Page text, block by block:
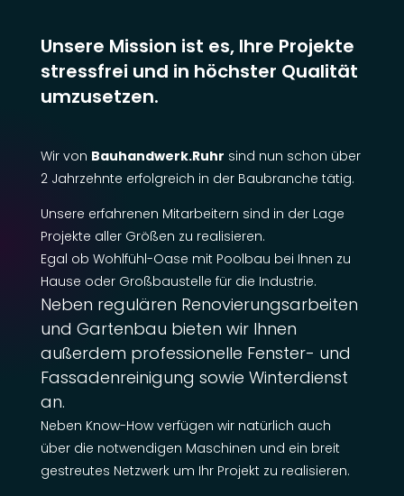
Unsere Mission ist es, Ihre Projekte
stressfrei und in höchster Qualität
umzusetzen.
Wir von Bauhandwerk.Ruhr sind nun schon über
2 Jahrzehnte erfolgreich in der Baubranche tätig.
Unsere erfahrenen Mitarbeitern sind in der Lage
Projekte aller Größen zu realisieren.
Egal ob Wohlfühl-Oase mit Poolbau bei Ihnen zu
Hause oder Großbaustelle für die Industrie.
Neben regulären Renovierungsarbeiten
und Gartenbau bieten wir Ihnen
außerdem professionelle Fenster- und
Fassadenreinigung sowie Winterdienst
an.
Neben Know-How verfügen wir natürlich auch
über die notwendigen Maschinen und ein breit
gestreutes Netzwerk um Ihr Projekt zu realisieren.